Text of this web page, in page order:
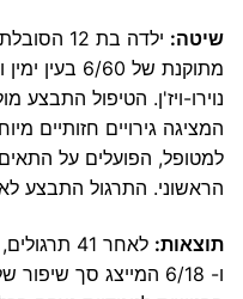
שיטה:
ילדה בת
נוירו-ויז'ן. הטיפול התבצע
למטופל, הפועלים על
הראשוני. התרגול התבצע לאורך של
תוצאות:
ו- 6/18 המייצג סך